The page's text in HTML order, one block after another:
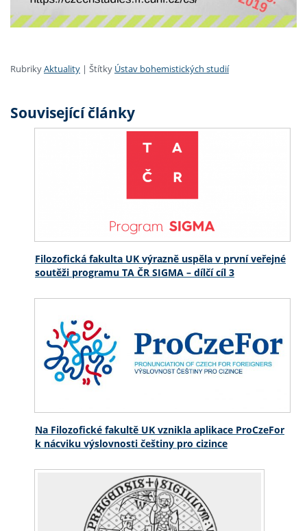
RubrikyAktuality | Štítky Ústav bohemistických studií
Související články
Filozofická fakulta UK výrazně uspěla v první veřejné
soutěži programu TA ČR SIGMA – dílčí cíl 3
Na Filozofické fakultě UK vznikla aplikace ProCzeFor
k nácviku výslovnosti češtiny pro cizince